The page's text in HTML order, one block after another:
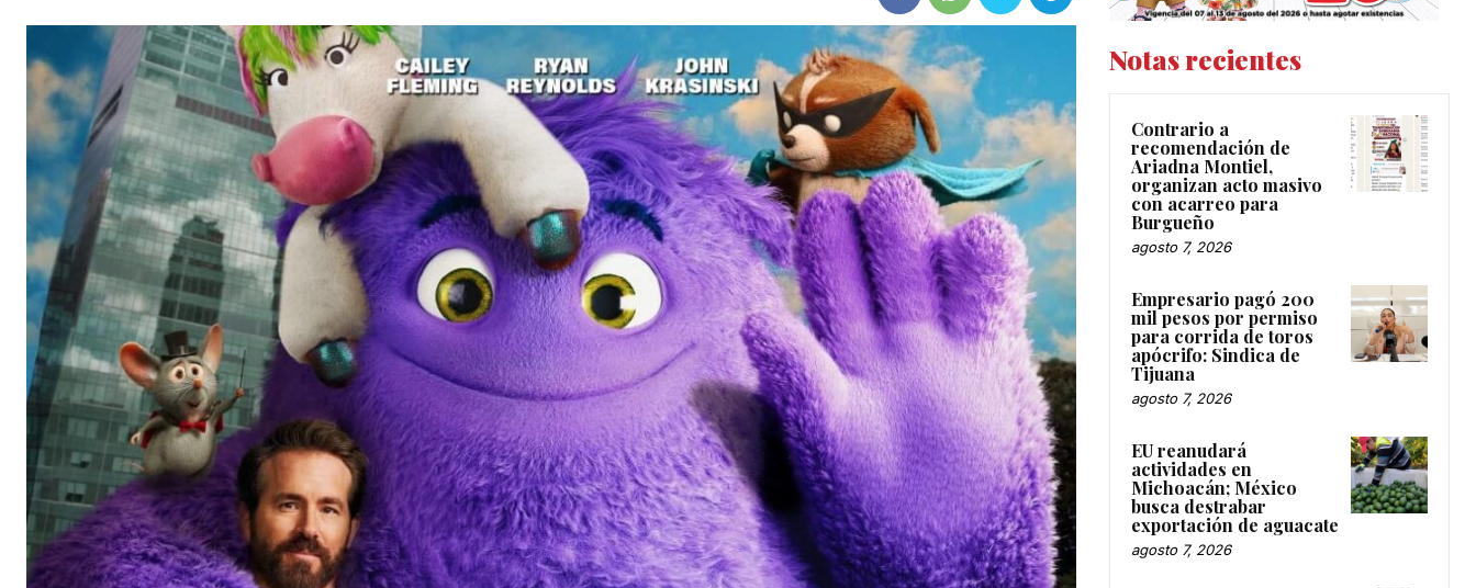
Notas recientes
Contrario a
recomendación de
Ariadna Montiel,
organizan acto masivo
con acarreo para
Burgueño
agosto 7, 2026
Empresario pagó 200
mil pesos por permiso
para corrida de toros
apócrifo: Sindica de
Tijuana
agosto 7, 2026
EU reanudará
actividades en
Michoacán; México
busca destrabar
exportación de aguacate
agosto 7, 2026